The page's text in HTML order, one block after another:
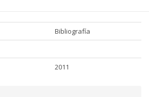
Bibliografía
2011